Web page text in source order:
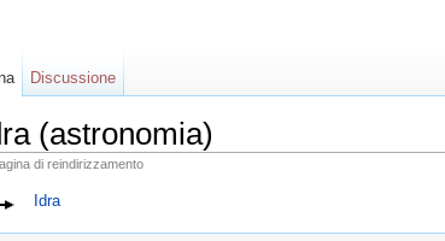
(astronomia)
di reindirizzamento
Idra
Discussione